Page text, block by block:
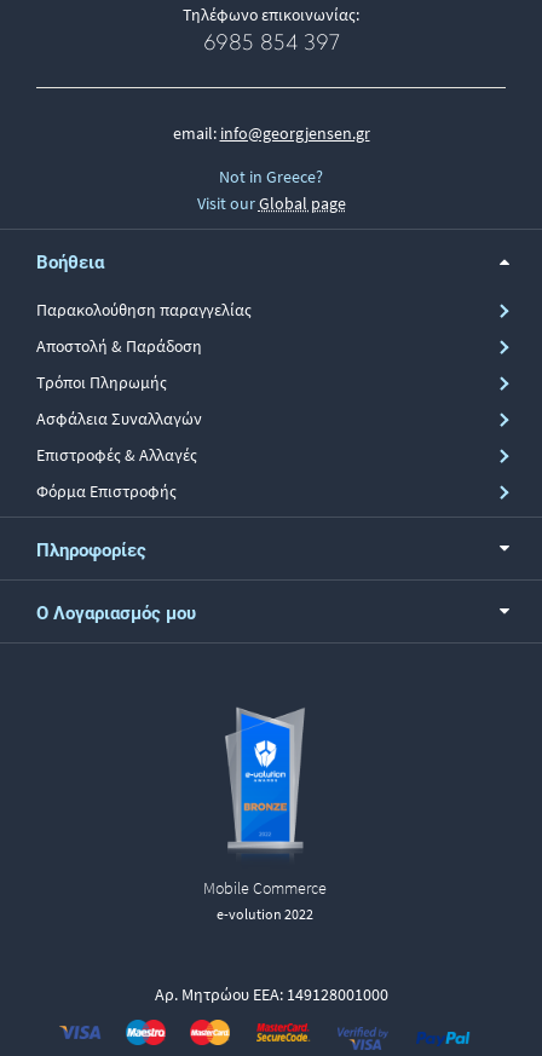
Τηλέφωνο επικοινωνίας:
6985 854 397
email: info@georgjensen.gr
Not in Greece?
Visit ourGlobal page
Βοήθεια
Παρακολούθηση παραγγελίας
Αποστολή & Παράδοση
Τρόποι Πληρωμής
Ασφάλεια Συναλλαγών
Επιστροφές & Αλλαγές
Φόρμα Επιστροφής
Πληροφορίες
Ο Λογαριασμός μου
Mobile Commerce
e-volution 2022
Αρ. Μητρώου ΕΕΑ: 149128001000